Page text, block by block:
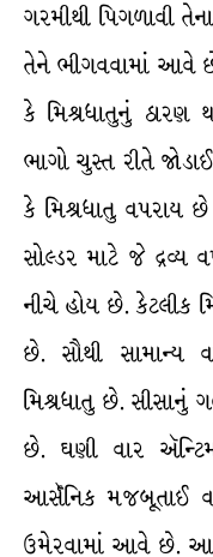
ગરમીથી પિગળાવી
તેને ભીગવવામાં આવે
કે મિશ્રધાતુનું
ભાગો ચુસ્ત રીતે
કે મિશ્રધાતુ
સોલ્ડર માટે જે
નીચે હોય છે. કેટલીક
છે. સૌથી સામાન્ય
મિશ્રધાતુ છે. સીસાનું
છે. ઘણી વાર
આર્સૅનિક મજબૂતાઈ
ઉમેરવામાં આવે છે. આ